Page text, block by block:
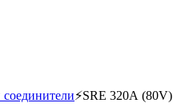
⚡SRE 320А (80V)